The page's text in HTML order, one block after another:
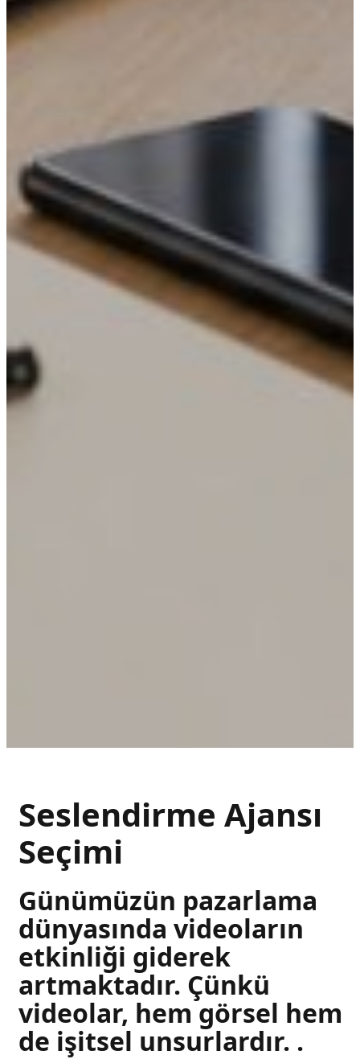
Seslendirme Ajansı
Seçimi
Günümüzün pazarlama
dünyasında videoların
etkinliği giderek
artmaktadır. Çünkü
videolar, hem görsel hem
de işitsel unsurlardır. .